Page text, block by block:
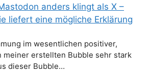
anders klingt als X –
liefert eine mögliche Erklärung
im wesentlichen positiver,
meiner erstellten Bubble sehr stark
dieser Bubble…